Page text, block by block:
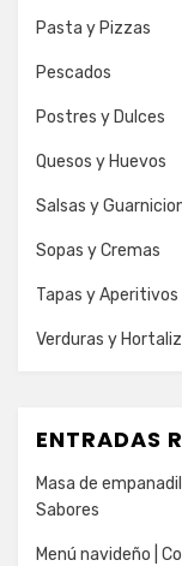
Pasta y Pizzas
Pescados
Postres y Dulces
Quesos y Huevos
Salsas y
Sopas y Cremas
Tapas y Aperitivos
Verduras y
ENTRADAS
Masa de
Sabores
Menú navideño |